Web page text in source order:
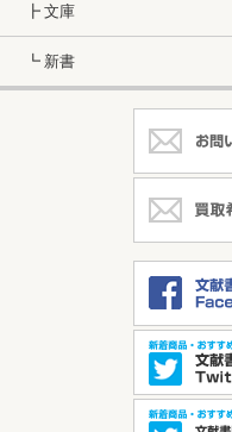
┣ 文庫
┗ 新書